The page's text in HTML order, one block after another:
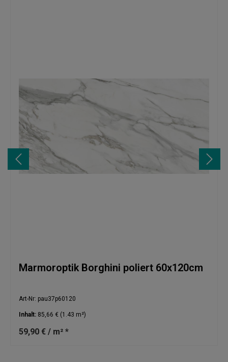
Marmoroptik Borghini poliert 60x120cm
Art-Nr: pau37p60120
Inhalt: 85,66 € (1.43 m²)
59,90 € / m² *